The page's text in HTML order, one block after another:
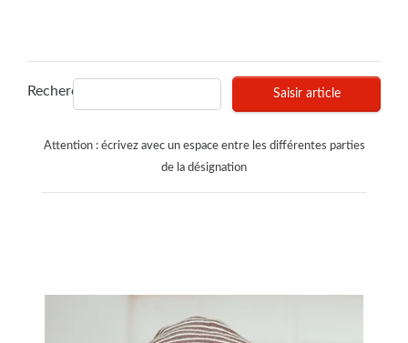
Recherches Saisir article
Attention : écrivez avec un espace entre les différentes parties
de la désignation